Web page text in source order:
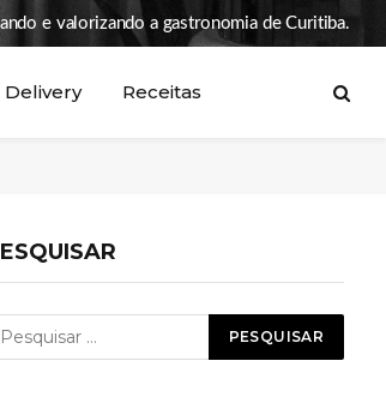
e valorizando a gastronomia de Curitiba.
Delivery Receitas